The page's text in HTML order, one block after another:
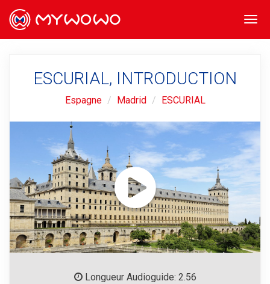
ESCURIAL, INTRODUCTION
Espagne Madrid ESCURIAL
Longueur Audioguide: 2.56